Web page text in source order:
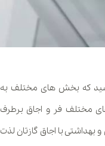
که بخش های مختلف به
مختلف فر و اجاق برطرف
بهداشتی با اجاق گازتان لذت